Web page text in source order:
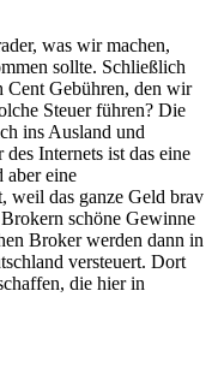
was wir machen,
sollte. Schließlich
Cent Gebühren, den wir
Steuer führen? Die
ins Ausland und
Internets ist das eine
aber eine
weil das ganze Geld brav
schöne Gewinne
Broker werden dann in
versteuert. Dort
die hier in